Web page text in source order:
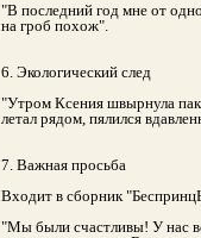
"В последний год мне от
на гроб похож".
6. Экологический след
"Утром Ксения швырнула
летал рядом, пялился
7. Важная просьба
Входит в сборник
"Мы были счастливы! У нас